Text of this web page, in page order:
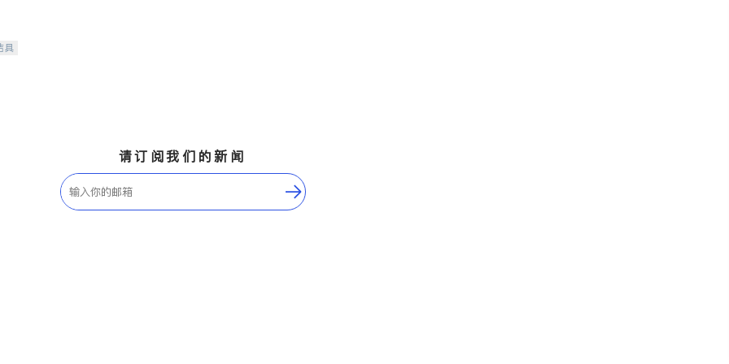
具
请订阅我们的新闻